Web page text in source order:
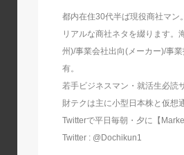
都内在住30代半ば現役商社マン
リアルな商社ネタを綴ります。
州)/事業会社出向(メーカー)/事
有。
若手ビジネスマン・就活生必読
財テクは主に小型日本株と仮想
Twitterで平日毎朝・夕に【
Twitter : @Dochikun1